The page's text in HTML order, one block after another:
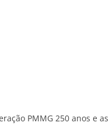
PMMG 250 anos e as